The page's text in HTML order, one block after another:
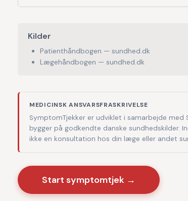
Kilder
Patienthåndbogen — sundhed.dk
Lægehåndbogen — sundhed.dk
MEDICINSK ANSVARSFRASKRIVELSE
SymptomTjekker er udviklet i samarbejde med
bygger på godkendte danske sundhedskilder.
ikke en konsultation hos din læge eller andet
Start symptomtjek →